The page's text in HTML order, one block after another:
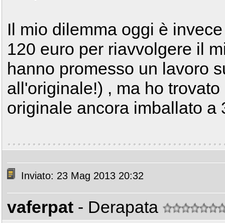
Il mio dilemma oggi è
120 euro per riavvolgere il
hanno promesso un lavoro
all'originale!) , ma ho
originale ancora imballato
Inviato: 23 Mag 2013 20:32
vaferpat - Derapata